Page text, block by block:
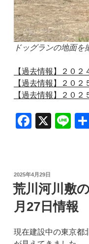
ドッグランの地面を
【過去情報】２０
【過去情報】２０
【過去情報】２０
F
e
b
o
o
k
X
Li
投
稿
日:
2025年4月29日
荒川河川敷
月27日情報
現在建設中の東京都